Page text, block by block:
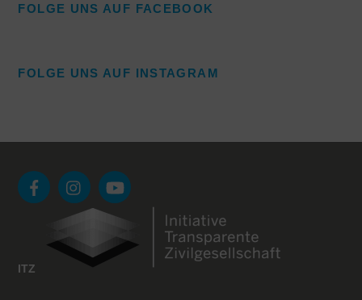
FOLGE UNS AUF FACEBOOK
FOLGE UNS AUF INSTAGRAM
ITZ